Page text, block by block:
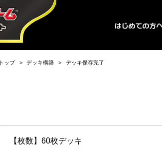
トップ デッキ構築 デッキ保存完了
【枚数】60枚デッキ